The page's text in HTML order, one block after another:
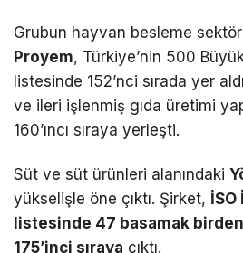
Grubun hayvan besleme
Proyem, Türkiye’nin 500
listesinde 152’nci sırada yer
ve ileri işlenmiş gıda üretimi
160’ıncı sıraya yerleşti.
Süt ve süt ürünleri alanındaki
yükselişle öne çıktı. Şirket,
listesinde 47 basamak
175’inci sıraya çıktı.